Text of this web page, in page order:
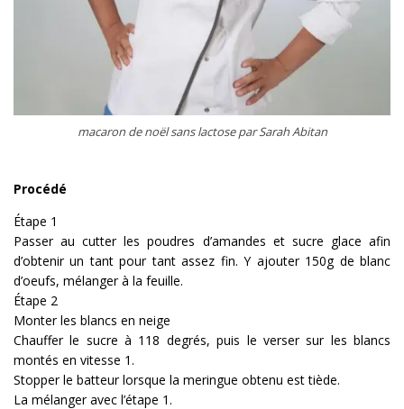
macaron de noël sans lactose par Sarah Abitan
Procédé
Étape 1
Passer au cutter les poudres d’amandes et sucre glace afin
d’obtenir un tant pour tant assez fin. Y ajouter 150g de blanc
d’oeufs, mélanger à la feuille.
Étape 2
Monter les blancs en neige
Chauffer le sucre à 118 degrés, puis le verser sur les blancs
montés en vitesse 1.
Stopper le batteur lorsque la meringue obtenu est tiède.
La mélanger avec l’étape 1.